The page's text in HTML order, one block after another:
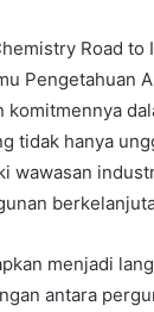
Road to
Pengetahuan
komitmennya
tidak hanya
wawasan
menjadi
antara